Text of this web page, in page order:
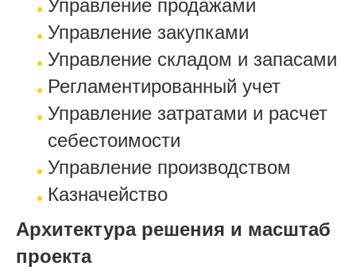
Управление продажами
Управление закупками
Управление складом и запасами
Регламентированный учет
Управление затратами и расчет
себестоимости
Управление производством
Казначейство
Архитектура решения и масштаб
проекта